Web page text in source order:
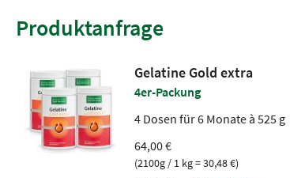
Produktanfrage
Gelatine Gold extra
4er-Packung
4 Dosen für 6 Monate à 525 g
64,00 €
(2100g / 1 kg = 30,48 €)